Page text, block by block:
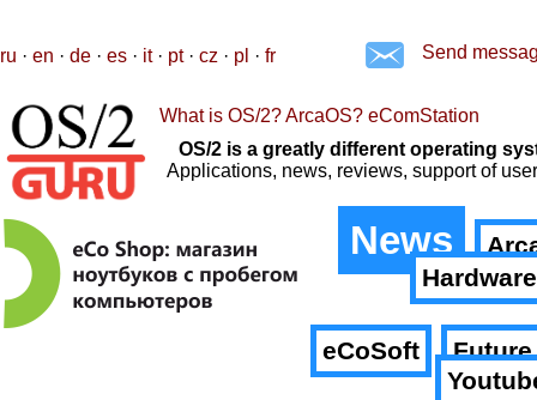
ru · en · de · es · it· pt· cz · pl · fr Send
What is OS/2? ArcaOS? eComStation
OS/2 is a greatly different operating
Applications, news, reviews, support of
News
Hardware
eCoSoft
Future